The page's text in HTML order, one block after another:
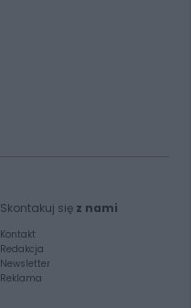
Skontakuj się z nami
Kontakt
Redakcja
Newsletter
Reklama